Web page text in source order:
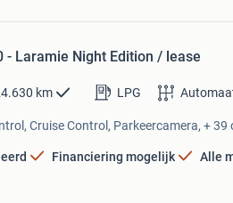
- Laramie Night Edition / lease
km LPG
Cruise Control, Parkeercamera, + 39
Financiering mogelijk Alle